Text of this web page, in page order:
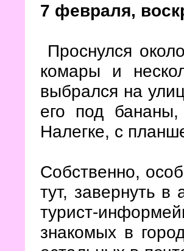
7 февраля,
Проснулся
комары и
выбрался на
его под
Налегке, с
Собственно,
тут, завернуть в
турист-
знакомых в